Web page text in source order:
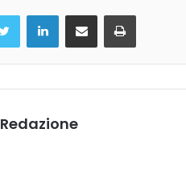
Redazione